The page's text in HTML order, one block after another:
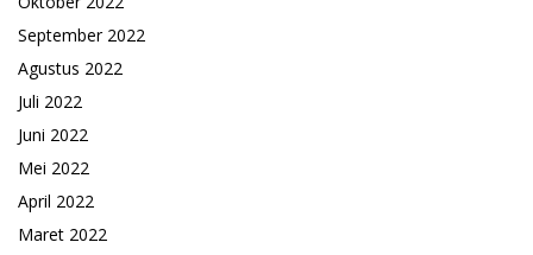
September 2022
Agustus 2022
Juli 2022
Juni 2022
Mei 2022
April 2022
Maret 2022